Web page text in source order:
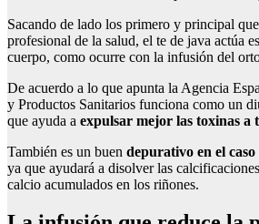
Sacando de lado los primero y principal
profesional de la salud, el te de java actúa
cuerpo, como ocurre con la infusión del
De acuerdo a lo que apunta la Agencia
y Productos Sanitarios funciona como un
que ayuda a expulsar mejor las toxinas a
También es un buen depurativo en el caso
ya que ayudará a disolver las
calcio acumulados en los riñones.